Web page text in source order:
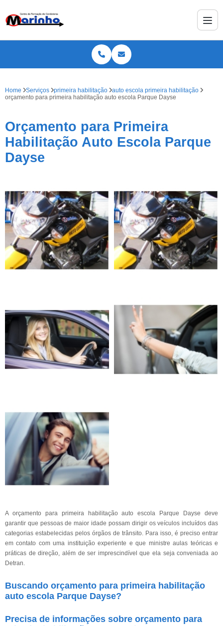
Home Serviços primeira habilitação
auto escola primeira habilitação
orçamento para primeira habilitação auto escola Parque Dayse
Orçamento para Primeira
Habilitação Auto Escola Parque
Dayse
A orçamento para primeira habilitação auto escola Parque Dayse deve
garantir que pessoas de maior idade possam dirigir os veículos incluídos das
categorias estabelecidas pelos órgãos de trânsito. Para isso, é preciso entrar
em contato com uma instituição experiente e que ministre aulas teóricas e
práticas de direção, além de ser imprescindível que ela seja conveniada ao
Detran.
Buscando orçamento para primeira habilitação
auto escola Parque Dayse?
Precisa de informações sobre orçamento para